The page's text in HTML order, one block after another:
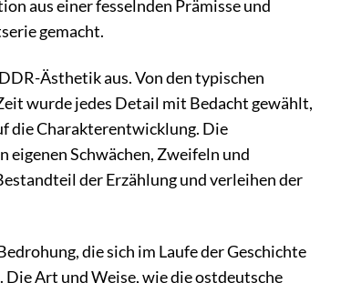
aus einer fesselnden Prämisse und
gemacht.
Ästhetik aus. Von den typischen
wurde jedes Detail mit Bedacht gewählt,
die Charakterentwicklung. Die
Schwächen, Zweifeln und
der Erzählung und verleihen der
die sich im Laufe der Geschichte
Art und Weise, wie die ostdeutsche